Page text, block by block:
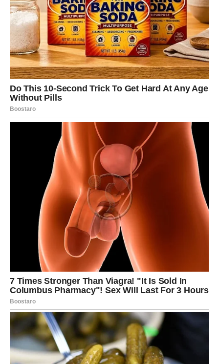
uspevate da zaboravite taj osećaj.
Moguće je da ćete primetiti ponašanje koje ranije niste
želeli da vidite ili ćete saznati nešto što menja sliku koju
ste imali o određenoj osobi. To može izazvati unutrašnju
borbu jer ćete pokušavati da razumete šta je istina, a šta
samo prolazan trenutak razočaranja.
Prošlost se vraća kroz uspomene i
Za neke Device završnica maja donosi povratak prošlosti.
To ne mora značiti samo povratak određene osobe.
Ponekad se prošlost vraća kroz uspomene, misli i
emocije za koje ste verovali da su ostale iza vas.
Biće trenutaka kada ćete se prisećati situacija koje su
ostavile trag i ljudi koje nikada niste potpuno zaboravili.
Iako ćete spolja delovati smireno, u vama će postojati
mnogo pitanja na koja možda još uvek nemate odgovor.
Neke stare emocije mogle bi ponovo postati veoma jake,
a upravo to može doneti i osećaj tuge. Pojedine Device
shvatiće da vreme nije uspelo da izbriše ono što je
nekada bilo veoma važno.